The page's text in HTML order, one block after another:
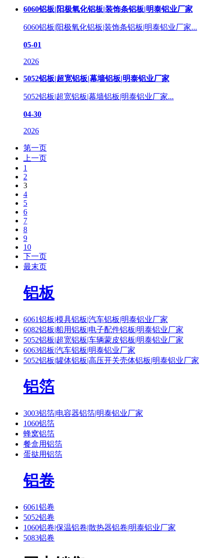
6060铝板|阳极氧化铝板|装饰条铝板|明泰铝业厂家
6060铝板|阳极氧化铝板|装饰条铝板|明泰铝业厂家...
05-01
2026
5052铝板|超宽铝板|幕墙铝板|明泰铝业厂家
5052铝板|超宽铝板|幕墙铝板|明泰铝业厂家...
04-30
2026
第一页
上一页
1
2
3
4
5
6
7
8
9
10
下一页
最末页
铝板
6061铝板|模具铝板|汽车铝板|明泰铝业厂家
6082铝板|船用铝板|电子配件铝板|明泰铝业厂家
5052铝板|超宽铝板|车辆蒙皮铝板|明泰铝业厂家
6063铝板|汽车铝板|明泰铝业厂家
5052铝板|罐体铝板|高压开关壳体铝板|明泰铝业厂家
铝箔
3003铝箔|电容器铝箔|明泰铝业厂家
1060铝箔
蜂窝铝箔
餐盒用铝箔
蛋挞用铝箔
铝卷
6061铝卷
5052铝卷
1060铝卷|保温铝卷|散热器铝卷|明泰铝业厂家
5083铝卷